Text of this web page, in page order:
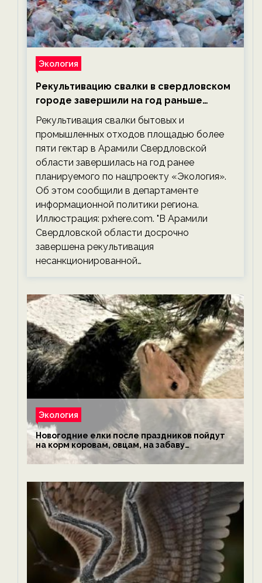
Экология
Рекультивацию свалки в свердловском
городе завершили на год раньше
планируемого срока — новости
экологии на ECOportal
Рекультивация свалки бытовых и
промышленных отходов площадью более
пяти гектар в Арамили Свердловской
области завершилась на год ранее
планируемого по нацпроекту «Экология».
Об этом сообщили в департаменте
информационной политики региона.
Иллюстрация: pxhere.com. "В Арамили
Свердловской области досрочно
завершена рекультивация
несанкционированной…
Экология
Новогодние елки после праздников пойдут
на корм коровам, овцам, на забаву
обезьянам, львам и леопардам — новости
экологии на ECOportal